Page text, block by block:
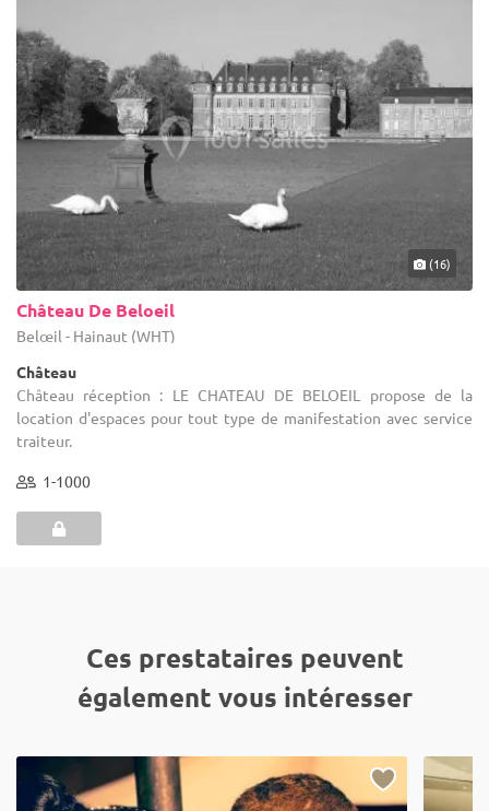
(16)
Château De Beloeil
Belœil - Hainaut (WHT)
Château
Château réception : LE CHATEAU DE BELOEIL propose de la
location d'espaces pour tout type de manifestation avec service
traiteur.
1-1000
Ces prestataires peuvent
également vous intéresser